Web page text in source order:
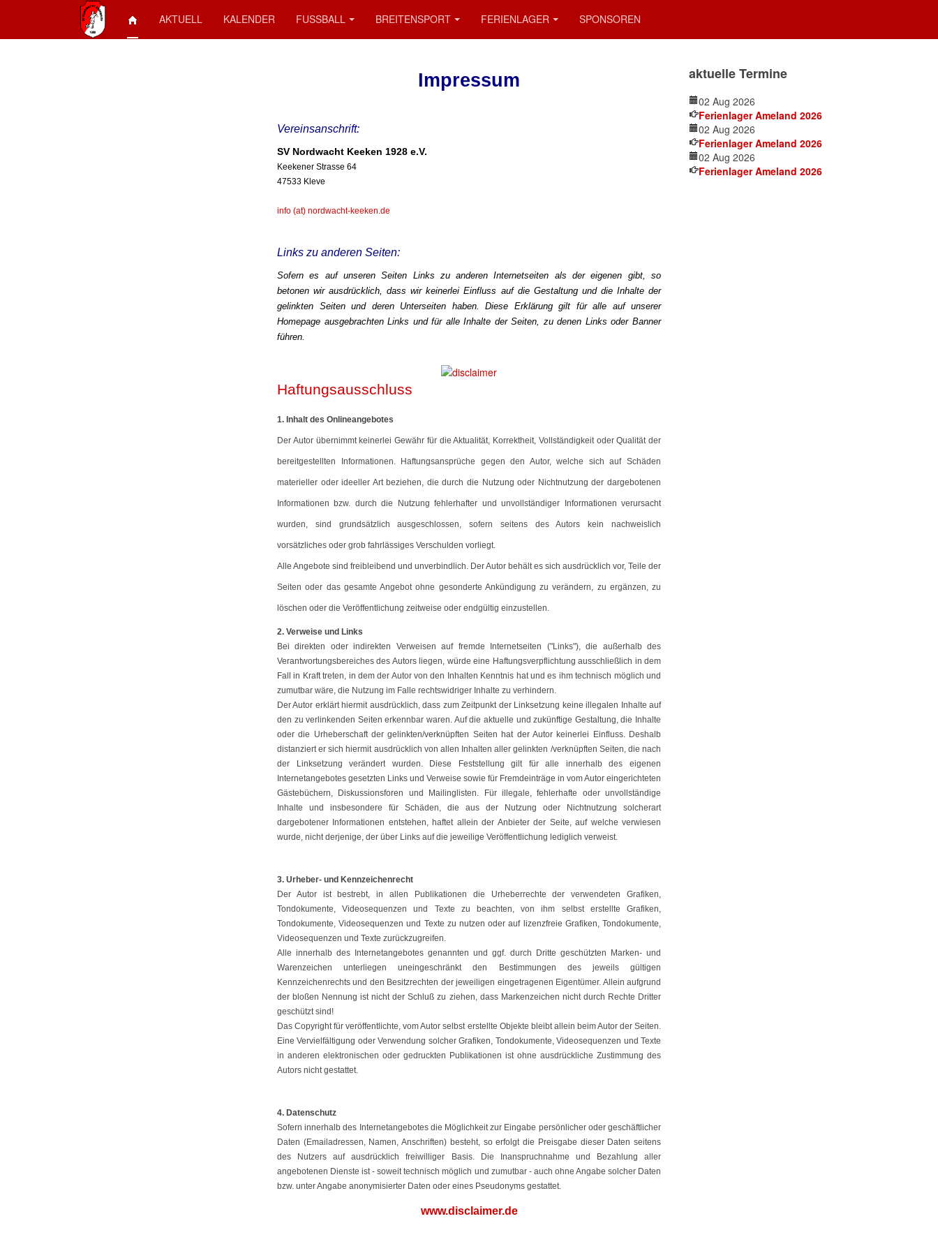
AKTUELL KALENDER FUSSBALL BREITENSPORT FERIENLAGER SPONSOREN
Impressum
Vereinsanschrift:
SV Nordwacht Keeken 1928 e.V.
Keekener Strasse 64
47533 Kleve
info (at) nordwacht-keeken.de
Links zu anderen Seiten:
Sofern es auf unseren Seiten Links zu anderen Internetseiten als der eigenen gibt, so
betonen wir ausdrücklich, dass wir keinerlei Einfluss auf die Gestaltung und die Inhalte der
gelinkten Seiten und deren Unterseiten haben. Diese Erklärung gilt für alle auf unserer
Homepage ausgebrachten Links und für alle Inhalte der Seiten, zu denen Links oder Banner
führen.
Haftungsausschluss
1. Inhalt des Onlineangebotes
Der Autor übernimmt keinerlei Gewähr für die Aktualität, Korrektheit, Vollständigkeit oder Qualität der
bereitgestellten Informationen. Haftungsansprüche gegen den Autor, welche sich auf Schäden
materieller oder ideeller Art beziehen, die durch die Nutzung oder Nichtnutzung der dargebotenen
Informationen bzw. durch die Nutzung fehlerhafter und unvollständiger Informationen verursacht
wurden, sind grundsätzlich ausgeschlossen, sofern seitens des Autors kein nachweislich
vorsätzliches oder grob fahrlässiges Verschulden vorliegt.
Alle Angebote sind freibleibend und unverbindlich. Der Autor behält es sich ausdrücklich vor, Teile der
Seiten oder das gesamte Angebot ohne gesonderte Ankündigung zu verändern, zu ergänzen, zu
löschen oder die Veröffentlichung zeitweise oder endgültig einzustellen.
2. Verweise und Links
Bei direkten oder indirekten Verweisen auf fremde Internetseiten ("Links"), die außerhalb des
Verantwortungsbereiches des Autors liegen, würde eine Haftungsverpflichtung ausschließlich in dem
Fall in Kraft treten, in dem der Autor von den Inhalten Kenntnis hat und es ihm technisch möglich und
zumutbar wäre, die Nutzung im Falle rechtswidriger Inhalte zu verhindern.
Der Autor erklärt hiermit ausdrücklich, dass zum Zeitpunkt der Linksetzung keine illegalen Inhalte auf
den zu verlinkenden Seiten erkennbar waren. Auf die aktuelle und zukünftige Gestaltung, die Inhalte
oder die Urheberschaft der gelinkten/verknüpften Seiten hat der Autor keinerlei Einfluss. Deshalb
distanziert er sich hiermit ausdrücklich von allen Inhalten aller gelinkten /verknüpften Seiten, die nach
der Linksetzung verändert wurden. Diese Feststellung gilt für alle innerhalb des eigenen
Internetangebotes gesetzten Links und Verweise sowie für Fremdeinträge in vom Autor eingerichteten
Gästebüchern, Diskussionsforen und Mailinglisten. Für illegale, fehlerhafte oder unvollständige
Inhalte und insbesondere für Schäden, die aus der Nutzung oder Nichtnutzung solcherart
dargebotener Informationen entstehen, haftet allein der Anbieter der Seite, auf welche verwiesen
wurde, nicht derjenige, der über Links auf die jeweilige Veröffentlichung lediglich verweist.
3. Urheber- und Kennzeichenrecht
Der Autor ist bestrebt, in allen Publikationen die Urheberrechte der verwendeten Grafiken,
Tondokumente, Videosequenzen und Texte zu beachten, von ihm selbst erstellte Grafiken,
Tondokumente, Videosequenzen und Texte zu nutzen oder auf lizenzfreie Grafiken, Tondokumente,
Videosequenzen und Texte zurückzugreifen.
Alle innerhalb des Internetangebotes genannten und ggf. durch Dritte geschützten Marken- und
Warenzeichen unterliegen uneingeschränkt den Bestimmungen des jeweils gültigen
Kennzeichenrechts und den Besitzrechten der jeweiligen eingetragenen Eigentümer. Allein aufgrund
der bloßen Nennung ist nicht der Schluß zu ziehen, dass Markenzeichen nicht durch Rechte Dritter
geschützt sind!
Das Copyright für veröffentlichte, vom Autor selbst erstellte Objekte bleibt allein beim Autor der Seiten.
Eine Vervielfältigung oder Verwendung solcher Grafiken, Tondokumente, Videosequenzen und Texte
in anderen elektronischen oder gedruckten Publikationen ist ohne ausdrückliche Zustimmung des
Autors nicht gestattet.
4. Datenschutz
Sofern innerhalb des Internetangebotes die Möglichkeit zur Eingabe persönlicher oder geschäftlicher
Daten (Emailadressen, Namen, Anschriften) besteht, so erfolgt die Preisgabe dieser Daten seitens
des Nutzers auf ausdrücklich freiwilliger Basis. Die Inanspruchnahme und Bezahlung aller
angebotenen Dienste ist - soweit technisch möglich und zumutbar - auch ohne Angabe solcher Daten
bzw. unter Angabe anonymisierter Daten oder eines Pseudonyms gestattet.
www.disclaimer.de
aktuelle Termine
02 Aug 2026
Ferienlager Ameland 2026
02 Aug 2026
Ferienlager Ameland 2026
02 Aug 2026
Ferienlager Ameland 2026